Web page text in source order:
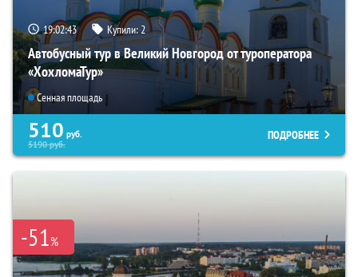
19:02:42 Купили:2
Автобусный тур в Великий Новгород от туроператора
«ХохломаТур»
Сенная площадь
510 руб.
5190руб.
ПОДРОБНЕЕ
-51%